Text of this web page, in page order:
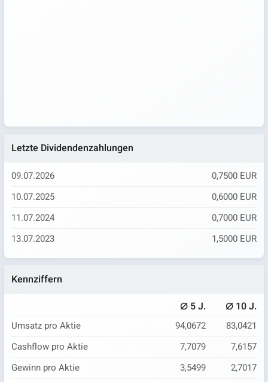
Letzte Dividendenzahlungen
09.07.2026
0,7500 EUR
10.07.2025
0,6000 EUR
11.07.2024
0,7000 EUR
13.07.2023
1,5000 EUR
Kennziffern
⌀ 5 J. ⌀ 10 J.
Umsatz pro Aktie 94,0672
83,0421
Cashflow pro Aktie
7,7079
7,6157
Gewinn pro Aktie
3,5499
2,7017